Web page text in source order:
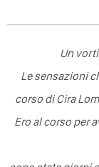
Un
Le sensazioni
corso di Cira
Ero al corso per